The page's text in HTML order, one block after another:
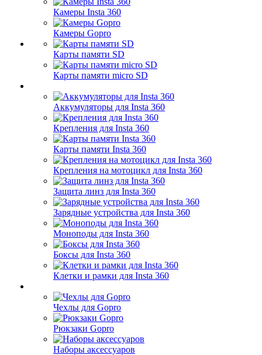
Камеры Insta 360
Камеры Gopro
Карты памяти SD
Карты памяти micro SD
Аккумуляторы для Insta 360
Крепления для Insta 360
Карты памяти Insta 360
Крепления на мотоцикл для Insta 360
Защита линз для Insta 360
Зарядные устройства для Insta 360
Моноподы для Insta 360
Боксы для Insta 360
Клетки и рамки для Insta 360
Чехлы для Gopro
Рюкзаки Gopro
Наборы аксессуаров